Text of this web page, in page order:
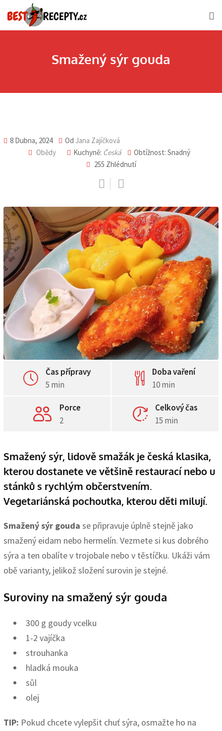
to
Smažený sýr gouda
8 Dubna, 2024 Od Jana Zajíčková
Obědy
Kuchyně: Česká
Obtížnost: Snadný
255 Zhlédnutí
Čas přípravy
5 min
Doba vaření
10 min
Porce
2
Celkový čas
15 min
Smažený sýr, lidově smažák je česká klasika,
kterou dostanete ve většině restaurací nebo u
stánků s rychlým občerstvením.
Vegetariánská pochoutka, kterou děti milují.
Smažený sýr gouda se připravuje úplně stejně jako
smažený eidam nebo hermelín. Vezmete si kus dobrého
sýra a ten obalíte v trojobale nebo v těstíčku. Ukáži vám
obě varianty, jelikož složení surovin je stejné.
Suroviny na smažený sýr gouda
300 g goudy vcelku
1-2 vajíčka
strouhanka
hladká mouka
sůl
olej
TIP: Pokud chcete vylepšit chuť sýra, osmažte ho na